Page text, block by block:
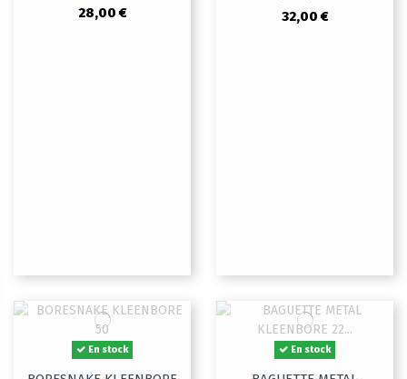
28,00 €
32,00 €
En stock En stock